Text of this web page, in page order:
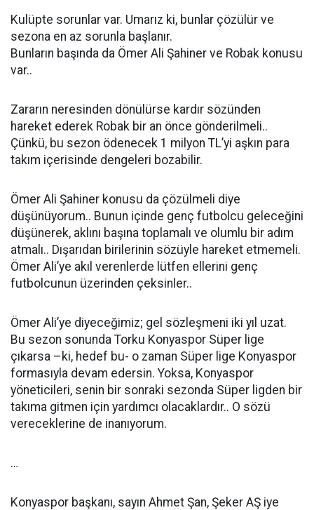
Kulüpte sorunlar var. Umarız ki, bunlar çözülür ve
sezona en az sorunla başlanır.
Bunların başında da Ömer Ali Şahiner ve Robak konusu
var..
Zararın neresinden dönülürse kardır sözünden
hareket ederek Robak bir an önce gönderilmeli..
Çünkü, bu sezon ödenecek 1 milyon TL’yi aşkın para
takım içerisinde dengeleri bozabilir.
Ömer Ali Şahiner konusu da çözülmeli diye
düşünüyorum.. Bunun içinde genç futbolcu geleceğini
düşünerek, aklını başına toplamalı ve olumlu bir adım
atmalı.. Dışarıdan birilerinin sözüyle hareket etmemeli.
Ömer Ali’ye akıl verenlerde lütfen ellerini genç
futbolcunun üzerinden çeksinler..
Ömer Ali’ye diyeceğimiz; gel sözleşmeni iki yıl uzat.
Bu sezon sonunda Torku Konyaspor Süper lige
çıkarsa –ki, hedef bu- o zaman Süper lige Konyaspor
formasıyla devam edersin. Yoksa, Konyaspor
yöneticileri, senin bir sonraki sezonda Süper ligden bir
takıma gitmen için yardımcı olacaklardır.. O sözü
vereceklerine de inanıyorum.
…
Konyaspor başkanı, sayın Ahmet Şan, Şeker AŞ iye